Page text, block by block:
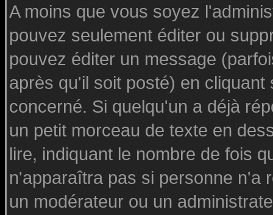
A moins que vous soyez
pouvez seulement éditer ou
pouvez éditer un message
après qu'il soit posté) en
concerné. Si quelqu'un a déjà
un petit morceau de texte en
lire, indiquant le nombre de fois
n'apparaîtra pas si personne n'a
un modérateur ou un